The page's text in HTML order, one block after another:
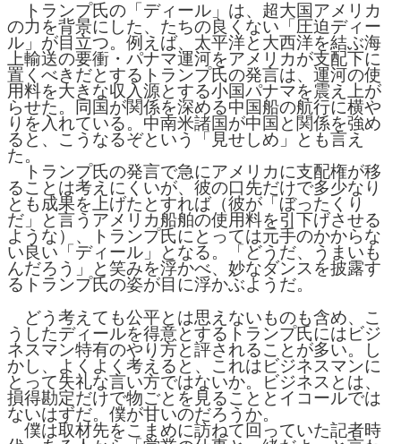
トランプ氏の「ディール」は、超大国アメリカ
の力を背景にした、たちの良くない「圧迫ディー
ル」が目立つ。例えば、太平洋と大西洋を結ぶ海
上輸送の要衝・パナマ運河をアメリカが支配下に
置くべきだとするトランプ氏の発言は、運河の使
用料を大きな収入源とする小国パナマを震え上が
らせた。同国が関係を深める中国船の航行に横や
りを入れている。中南米諸国が中国と関係を強め
ると、こうなるぞという「見せしめ」とも言え
た。
トランプ氏の発言で急にアメリカに支配権が移
ることは考えにくいが、彼の口先だけで多少なり
とも成果を上げたとすれば（彼が「ぼったくり
だ」と言うアメリカ船舶の使用料を引下げさせる
ような）、トランプ氏にとっては元手のかからな
い良い「ディール」となる。「どうだ、うまいも
んだろう」と笑みを浮かべ、妙なダンスを披露す
るトランプ氏の姿が目に浮かぶようだ。
どう考えても公平とは思えないものも含め、こ
うしたディールを得意とするトランプ氏にはビジ
ネスマン特有のやり方と評されることが多い。し
かし、よくよく考えると、これはビジネスマンに
とって失礼な言い方ではないか。ビジネスとは、
損得勘定だけで物ごとを見ることとイコールでは
ないはずだ。僕が甘いのだろうか。
僕は取材先をこまめに訪ねて回っていた記者時